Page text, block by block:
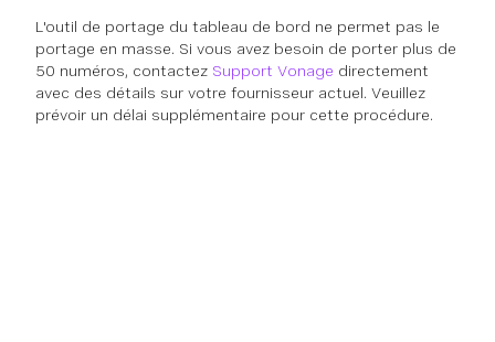
L'outil de portage du tableau de bord ne permet pas le
portage en masse. Si vous avez besoin de porter plus de
50 numéros, contactez Support Vonage directement
avec des détails sur votre fournisseur actuel. Veuillez
prévoir un délai supplémentaire pour cette procédure.